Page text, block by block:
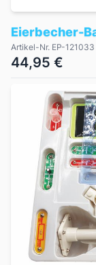
Eierbecher-
Artikel-Nr. EP-121033
44,95 €